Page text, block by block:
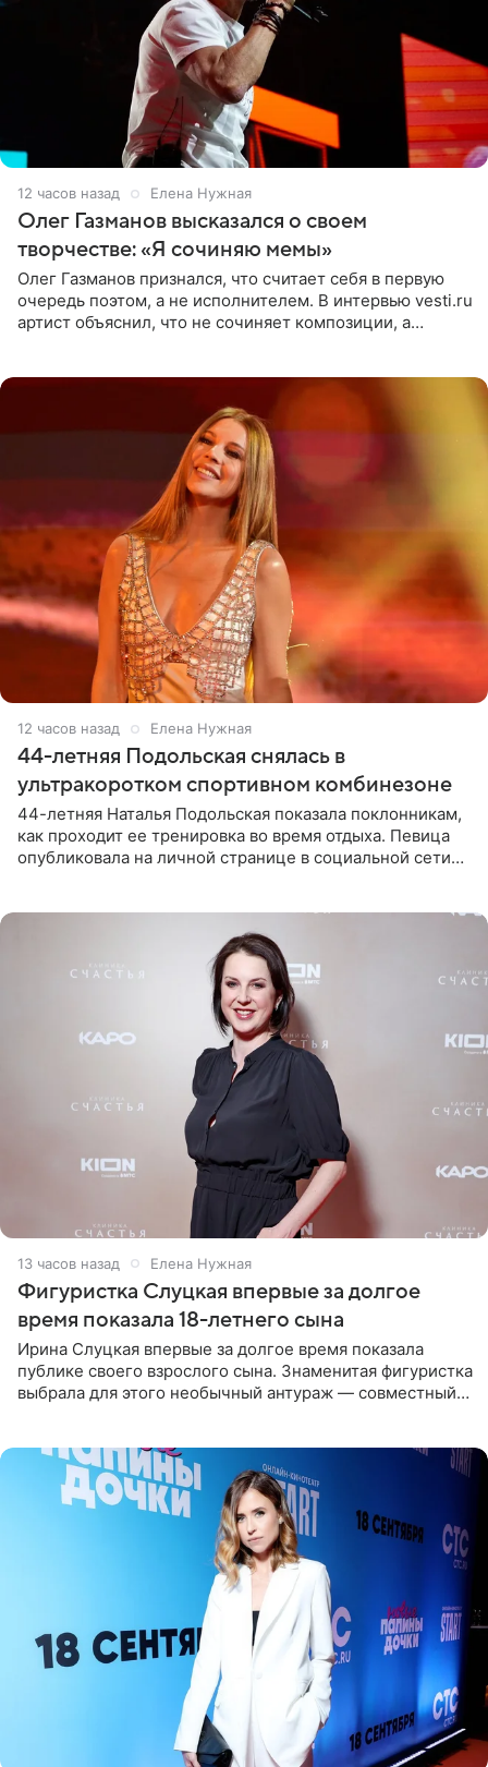
12 часов назад Елена Нужная
Олег Газманов высказался о своем
творчестве: «Я сочиняю мемы»
Олег Газманов признался, что считает себя в первую
очередь поэтом, а не исполнителем. В интервью vesti.ru
артист объяснил, что не сочиняет композиции, а
12 часов назад Елена Нужная
44-летняя Подольская снялась в
ультракоротком спортивном комбинезоне
44-летняя Наталья Подольская показала поклонникам,
как проходит ее тренировка во время отдыха. Певица
опубликовала на личной странице в социальной сети
13 часов назад Елена Нужная
Фигуристка Слуцкая впервые за долгое
время показала 18-летнего сына
Ирина Слуцкая впервые за долгое время показала
публике своего взрослого сына. Знаменитая фигуристка
выбрала для этого необычный антураж — совместный